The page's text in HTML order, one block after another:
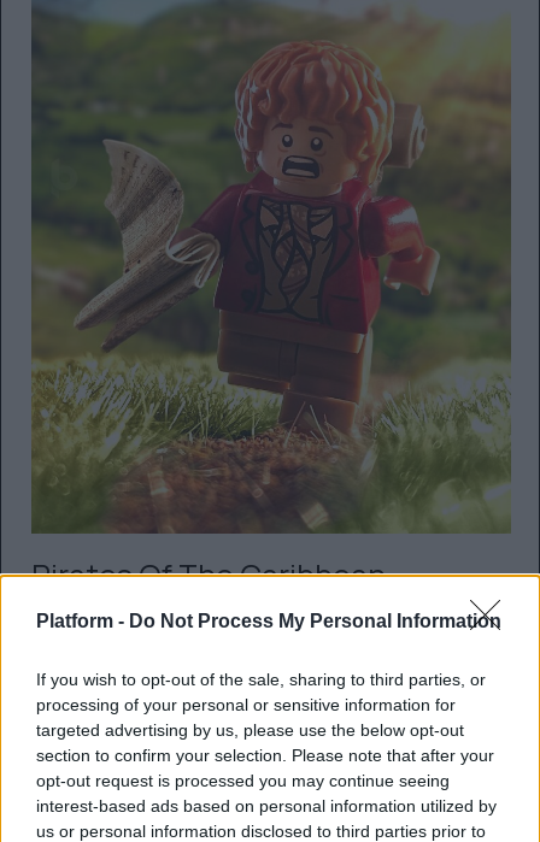
Platform - Do Not Process My Personal Information
If you wish to opt-out of the sale, sharing to third parties, or
processing of your personal or sensitive information for
targeted advertising by us, please use the below opt-out
section to confirm your selection. Please note that after your
opt-out request is processed you may continue seeing
interest-based ads based on personal information utilized by
us or personal information disclosed to third parties prior to
Pirates Of The Caribbean